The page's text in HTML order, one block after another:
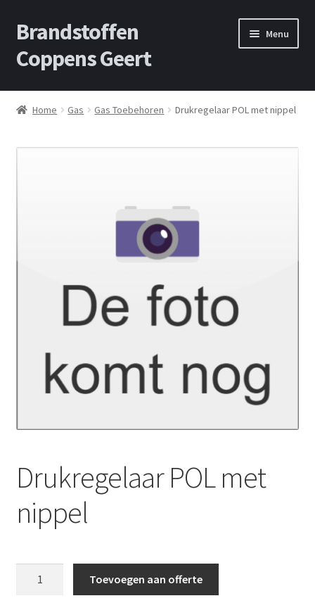
Skip
to
navigation
Skip
to
content
Brandstoffen
Coppens Geert
Menu
Home
Home Gas Gas Toebehoren Drukregelaar POL met nippel
Drukregelaar POL met
nippel
Toevoegen aan offerte